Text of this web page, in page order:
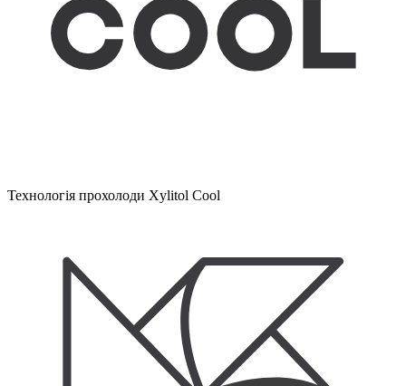
Технологія прохолоди Xylitol Cool